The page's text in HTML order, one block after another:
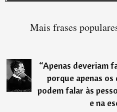
Mais frases
“Apenas deveriam
porque apenas
podem falar às
e na